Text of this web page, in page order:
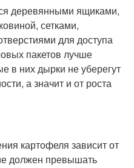
деревянными ящиками,
сетками,
для доступа
пакетов лучше
в них дырки не уберегут
а значит и от роста
картофеля зависит от
должен превышать